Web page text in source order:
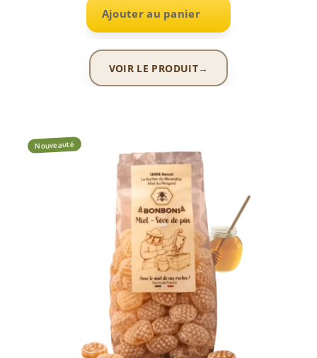
Ajouter au panier
VOIR LE PRODUIT
Nouveauté